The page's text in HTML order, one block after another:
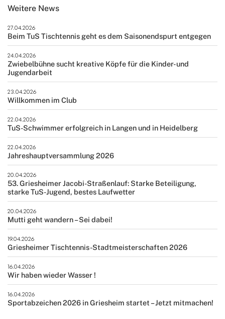
Weitere News
27.04.2026
Beim TuS Tischtennis geht es dem Saisonendspurt entgegen
24.04.2026
Zwiebelbühne sucht kreative Köpfe für die Kinder- und
Jugendarbeit
23.04.2026
Willkommen im Club
22.04.2026
TuS-Schwimmer erfolgreich in Langen und in Heidelberg
22.04.2026
Jahreshauptversammlung 2026
20.04.2026
53. Griesheimer Jacobi-Straßenlauf: Starke Beteiligung,
starke TuS-Jugend, bestes Laufwetter
20.04.2026
Mutti geht wandern – Sei dabei!
19.04.2026
Griesheimer Tischtennis-Stadtmeisterschaften 2026
16.04.2026
Wir haben wieder Wasser !
16.04.2026
Sportabzeichen 2026 in Griesheim startet – Jetzt mitmachen!